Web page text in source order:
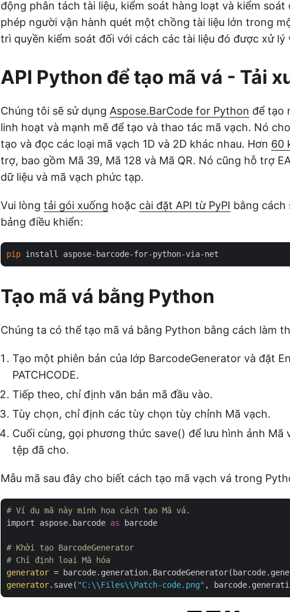
động phân tách tài liệu, kiểm soát hàng loạt và kiểm
phép người vận hành quét một chồng tài liệu lớn trong
trì quyền kiểm soát đối với cách các tài liệu đó được xử lý
API Python để tạo mã vá - Tải
Chúng tôi sẽ sử dụng Aspose.BarCode for Python để tạo
linh hoạt và mạnh mẽ để tạo và thao tác mã vạch. Nó
tạo và đọc các loại mã vạch 1D và 2D khác nhau. Hơn 60
trợ, bao gồm Mã 39, Mã 128 và Mã QR. Nó cũng hỗ trợ
dữ liệu và mã vạch phức tạp.
Vui lòng tải gói xuống hoặc cài đặt API từ PyPI bằng cách
bảng điều khiển:
pip
Tạo mã vá bằng Python
Chúng ta có thể tạo mã vá bằng Python bằng cách làm
Tạo một phiên bản của lớp BarcodeGenerator và đặt
PATCHCODE.
Tiếp theo, chỉ định văn bản mã đầu vào.
Tùy chọn, chỉ định các tùy chọn tùy chỉnh Mã vạch.
Cuối cùng, gọi phương thức save() để lưu hình ảnh Mã
tệp đã cho.
Mẫu mã sau đây cho biết cách tạo mã vạch vá trong
# Ví dụ mã này minh họa cách tạo Mã vá.
import aspose.barcode as barcode
# Khởi tạo BarcodeGenerator
# Chỉ định loại Mã hóa
generator =
generator.save( "C:\\Files\\Patch-code.png"